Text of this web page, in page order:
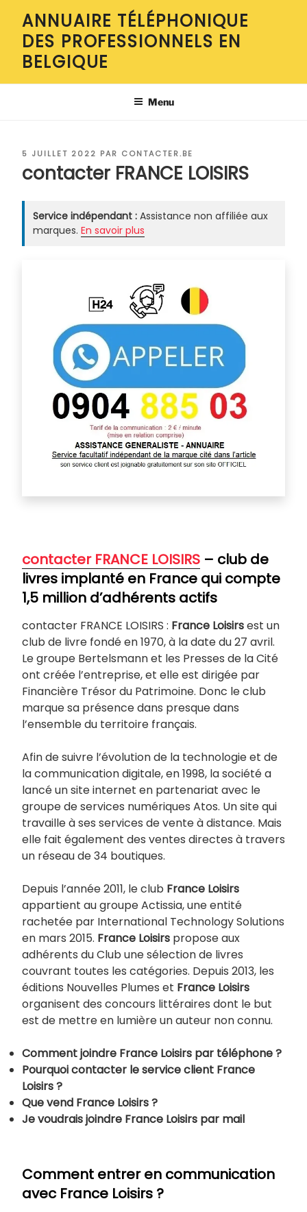
contenu
principal
ANNUAIRE TÉLÉPHONIQUE
DES PROFESSIONNELS EN
BELGIQUE
Menu
PUBLIÉ
5 JUILLET 2022 PAR CONTACTER.BE
contacter FRANCE LOISIRS
Service indépendant : Assistance non affiliée aux
marques. En savoir plus
contacter FRANCE LOISIRS – club de
livres implanté en France qui compte
1,5 million d’adhérents actifs
contacter FRANCE LOISIRS : France Loisirsest un
club de livre fondé en 1970, à la date du 27 avril.
Le groupe Bertelsmann et les Presses de la Cité
ont créée l’entreprise, et elle est dirigée par
Financière Trésor du Patrimoine. Donc le club
marque sa présence dans presque dans
l’ensemble du territoire français.
Afin de suivre l’évolution de la technologie et de
la communication digitale, en 1998, la société a
lancé un site internet en partenariat avec le
groupe de services numériques Atos. Un site qui
travaille à ses services de vente à distance. Mais
elle fait également des ventes directes à travers
un réseau de 34 boutiques.
Depuis l’année 2011, le club France Loisirs
appartient au groupe Actissia, une entité
rachetée par International Technology Solutions
en mars 2015. France Loisirs propose aux
adhérents du Club une sélection de livres
couvrant toutes les catégories. Depuis 2013, les
éditions Nouvelles Plumes et France Loisirs
organisent des concours littéraires dont le but
est de mettre en lumière un auteur non connu.
Comment joindre France Loisirs par téléphone ?
Pourquoi contacter le service client France
Loisirs ?
Que vend France Loisirs ?
Je voudrais joindre France Loisirs par mail
Comment entrer en communication
avec France Loisirs ?